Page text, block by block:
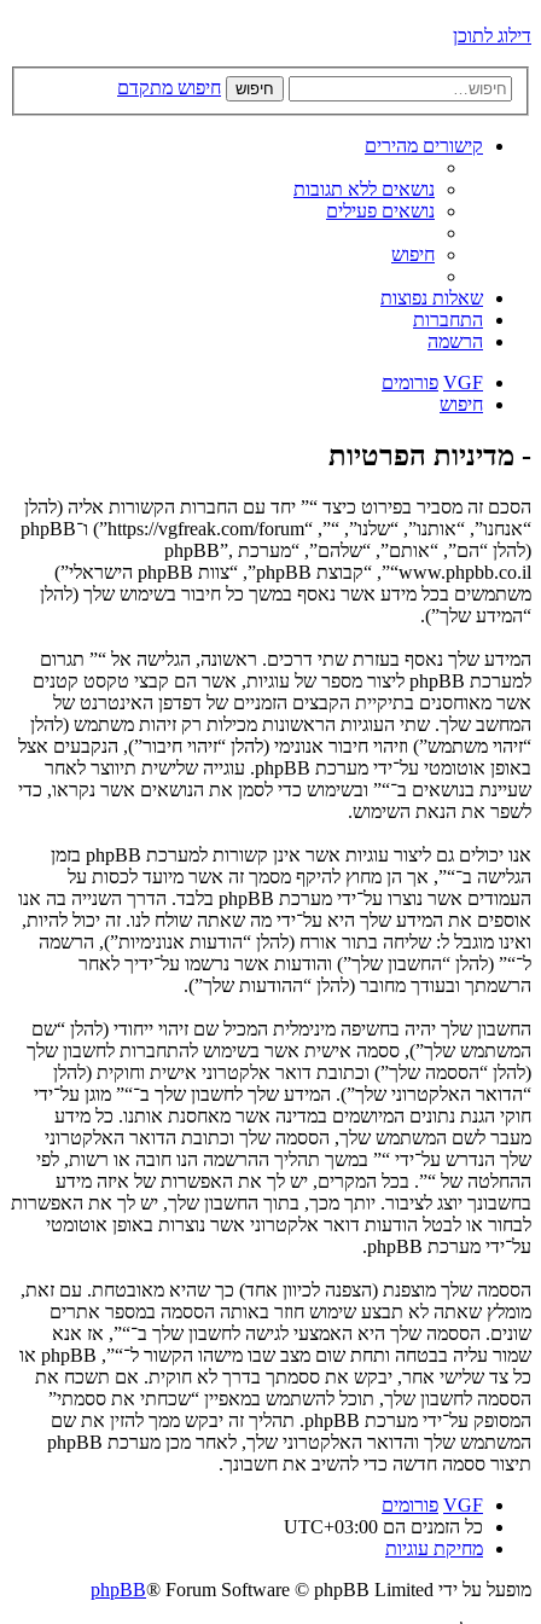
דילוג לתוכן
חיפוש חיפוש מתקדם
קישורים מהירים
נושאים ללא תגובות
נושאים פעילים
חיפוש
שאלות נפוצות
התחברות
הרשמה
VGF פורומים
חיפוש
- מדיניות הפרטיות
הסכם זה מסביר בפירוט כיצד “” יחד עם החברות הקשורות אליה (להלן
“אנחנו”, “אותנו”, “שלנו”, “”, “https://vgfreak.com/forum”) ו־phpBB
(להלן “הם”, “אותם”, “שלהם”, “מערכת phpBB”,
“www.phpbb.co.il”, “קבוצת phpBB”, “צוות phpBB הישראלי”)
משתמשים בכל מידע אשר נאסף במשך כל חיבור בשימוש שלך (להלן
“המידע שלך”).
המידע שלך נאסף בעזרת שתי דרכים. ראשונה, הגלישה אל “” תגרום
למערכת phpBB ליצור מספר של עוגיות, אשר הם קבצי טקסט קטנים
אשר מאוחסנים בתיקיית הקבצים הזמניים של דפדפן האינטרנט של
המחשב שלך. שתי העוגיות הראשונות מכילות רק זיהות משתמש (להלן
“זיהוי משתמש”) וזיהוי חיבור אנונימי (להלן “זיהוי חיבור”), הנקבעים אצל
באופן אוטומטי על־ידי מערכת phpBB. עוגייה שלישית תיווצר לאחר
שעיינת בנושאים ב־“” ובשימוש כדי לסמן את הנושאים אשר נקראו, כדי
לשפר את הנאת השימוש.
אנו יכולים גם ליצור עוגיות אשר אינן קשורות למערכת phpBB בזמן
הגלישה ב־“”, אך הן מחוץ להיקף מסמך זה אשר מיועד לכסות על
העמודים אשר נוצרו על־ידי מערכת phpBB בלבד. הדרך השנייה בה אנו
אוספים את המידע שלך היא על־ידי מה שאתה שולח לנו. זה יכול להיות,
ואינו מוגבל ל: שליחה בתור אורח (להלן “הודעות אנונימיות”), הרשמה
ל־“” (להלן “החשבון שלך”) והודעות אשר נרשמו על־ידיך לאחר
הרשמתך ובעודך מחובר (להלן “ההודעות שלך”).
החשבון שלך יהיה בחשיפה מינימלית המכיל שם זיהוי ייחודי (להלן “שם
המשתמש שלך”), ססמה אישית אשר בשימוש להתחברות לחשבון שלך
(להלן “הססמה שלך”) וכתובת דואר אלקטרוני אישית וחוקית (להלן
“הדואר האלקטרוני שלך”). המידע שלך לחשבון שלך ב־“” מוגן על־ידי
חוקי הגנת נתונים המיושמים במדינה אשר מאחסנת אותנו. כל מידע
מעבר לשם המשתמש שלך, הססמה שלך וכתובת הדואר האלקטרוני
שלך הנדרש על־ידי “” במשך תהליך ההרשמה הנו חובה או רשות, לפי
ההחלטה של “”. בכל המקרים, יש לך את האפשרות של איזה מידע
בחשבונך יוצג לציבור. יותך מכך, בתוך החשבון שלך, יש לך את האפשרות
לבחור או לבטל הודעות דואר אלקטרוני אשר נוצרות באופן אוטומטי
על־ידי מערכת phpBB.
הססמה שלך מוצפנת (הצפנה לכיוון אחד) כך שהיא מאובטחת. עם זאת,
מומלץ שאתה לא תבצע שימוש חוזר באותה הססמה במספר אתרים
שונים. הססמה שלך היא האמצעי לגישה לחשבון שלך ב־“”, אז אנא
שמור עליה בבטחה ותחת שום מצב שבו מישהו הקשור ל־“”, phpBB או
כל צד שלישי אחר, יבקש את ססמתך בדרך לא חוקית. אם תשכח את
הססמה לחשבון שלך, תוכל להשתמש במאפיין “שכחתי את ססמתי”
המסופק על־ידי מערכת phpBB. תהליך זה יבקש ממך להזין את שם
המשתמש שלך והדואר האלקטרוני שלך, לאחר מכן מערכת phpBB
תיצור ססמה חדשה כדי להשיב את חשבונך.
VGF פורומים
כל הזמנים הם UTC+03:00
מחיקת עוגיות
מופעל על ידי
phpBB® Forum Software © phpBB Limited